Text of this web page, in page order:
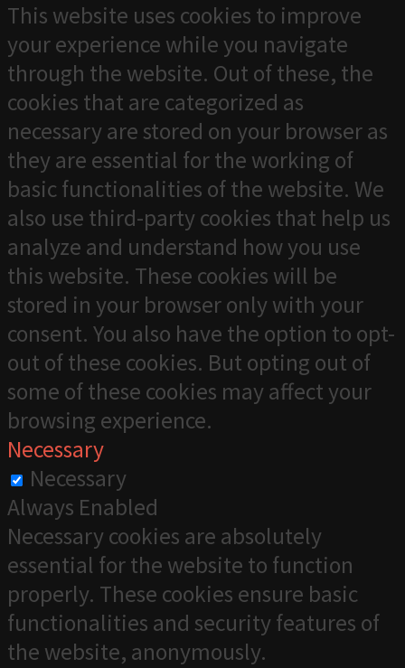
This website uses cookies to improve
your experience while you navigate
through the website. Out of these, the
cookies that are categorized as
necessary are stored on your browser as
they are essential for the working of
basic functionalities of the website. We
also use third-party cookies that help us
analyze and understand how you use
this website. These cookies will be
stored in your browser only with your
consent. You also have the option to opt-
out of these cookies. But opting out of
some of these cookies may affect your
browsing experience.
Necessary
Necessary
Always Enabled
Necessary cookies are absolutely
essential for the website to function
properly. These cookies ensure basic
functionalities and security features of
the website, anonymously.